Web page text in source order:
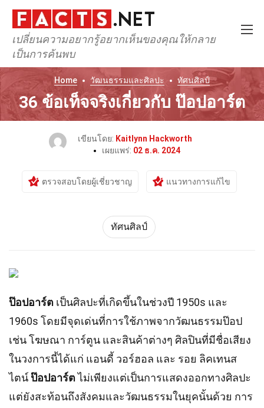
เปลี่ยนความอยากรู้อยากเห็นของคุณให้กลาย
เป็นการค้นพบ
Home วัฒนธรรมและศิลปะ ทัศนศิลป์
36 ข้อเท็จจริงเกี่ยวกับ ป๊อปอาร์ต
เขียนโดย: Kaitlynn Hackworth
เผยแพร่: 02 ธ.ค. 2024
ตรวจสอบโดยผู้เชี่ยวชาญ แนวทางการแก้ไข
ทัศนศิลป์
ป๊อปอาร์ต เป็นศิลปะที่เกิดขึ้นในช่วงปี 1950s และ
1960s โดยมีจุดเด่นที่การใช้ภาพจากวัฒนธรรมป๊อป
เช่น โฆษณา การ์ตูน และสินค้าต่างๆ ศิลปินที่มีชื่อเสียง
ในวงการนี้ได้แก่ แอนดี้ วอร์ฮอล และ รอย ลิคเทนส
ไตน์ป๊อปอาร์ตไม่เพียงแต่เป็นการแสดงออกทางศิลปะ
แต่ยังสะท้อนถึงสังคมและวัฒนธรรมในยุคนั้นด้วย การ